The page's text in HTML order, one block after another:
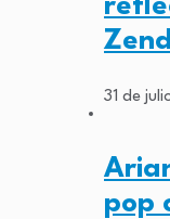
31 de
pop